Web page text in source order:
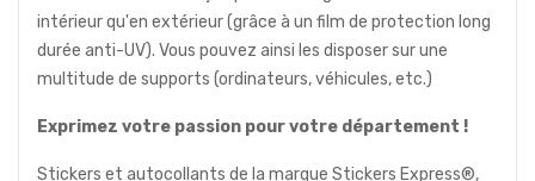
intérieur qu'en extérieur (grâce à un film de protection long
durée anti-UV). Vous pouvez ainsi les disposer sur une
multitude de supports (ordinateurs, véhicules, etc.)
Exprimez votre passion pour votre département !
Stickers et autocollants de la marque Stickers Express®,